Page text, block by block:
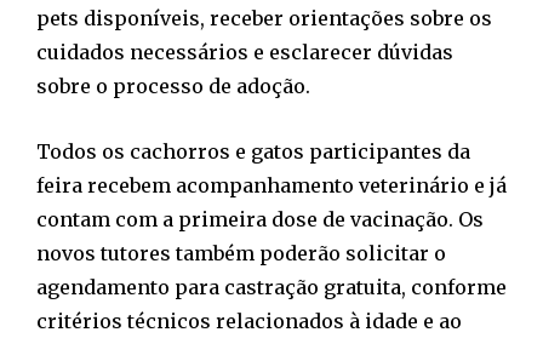
pets disponíveis, receber orientações sobre os
cuidados necessários e esclarecer dúvidas
sobre o processo de adoção.
Todos os cachorros e gatos participantes da
feira recebem acompanhamento veterinário e já
contam com a primeira dose de vacinação. Os
novos tutores também poderão solicitar o
agendamento para castração gratuita, conforme
critérios técnicos relacionados à idade e ao